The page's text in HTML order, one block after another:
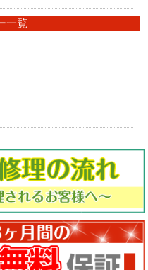
一覧